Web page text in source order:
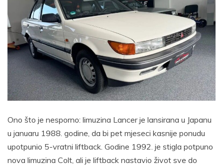
Ono što je nesporno: limuzina Lancer je lansirana u Japanu
u januaru 1988. godine, da bi pet mjeseci kasnije ponudu
upotpunio 5-vratni liftback. Godine 1992. je stigla potpuno
nova limuzina Colt, ali je liftback nastavio život sve do